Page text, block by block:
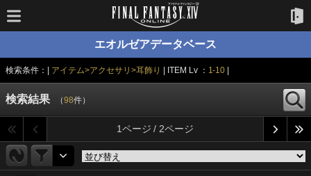
エオルゼアデータベース
検索条件：| アイテム>アクセサリ>耳飾り | ITEM Lv ： 1-10
検索結果 （98件）
1ページ / 2ページ